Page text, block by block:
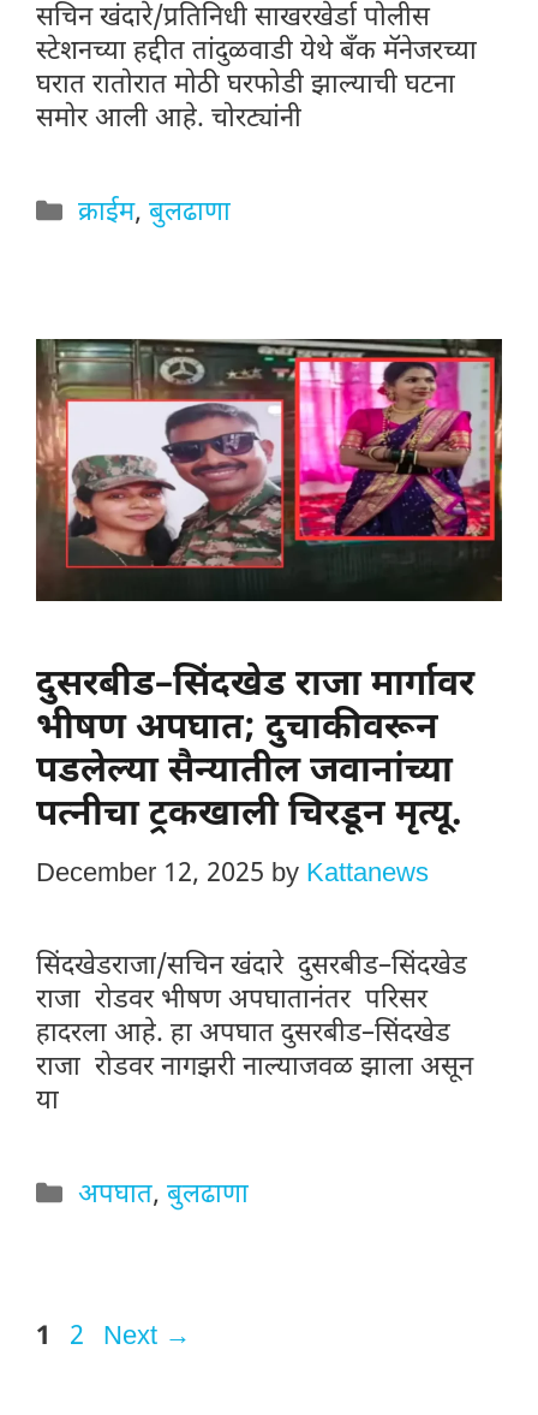
सचिन खंदारे/प्रतिनिधी साखरखेर्डा पोलीस
स्टेशनच्या हद्दीत तांदुळवाडी येथे बँक मॅनेजरच्या
घरात रातोरात मोठी घरफोडी झाल्याची घटना
समोर आली आहे. चोरट्यांनी
Categories
क्राईम,बुलढाणा
दुसरबीड–सिंदखेड राजा मार्गावर
भीषण अपघात; दुचाकीवरून
पडलेल्या सैन्यातील जवानांच्या
पत्नीचा ट्रकखाली चिरडून मृत्यू.
December 12, 2025 by Kattanews
सिंदखेडराजा/सचिन खंदारे दुसरबीड–सिंदखेड
राजा रोडवर भीषण अपघातानंतर परिसर
हादरला आहे. हा अपघात दुसरबीड–सिंदखेड
राजा रोडवर नागझरी नाल्याजवळ झाला असून
या
Categories
अपघात,बुलढाणा
Page
1 Page
2 Next →